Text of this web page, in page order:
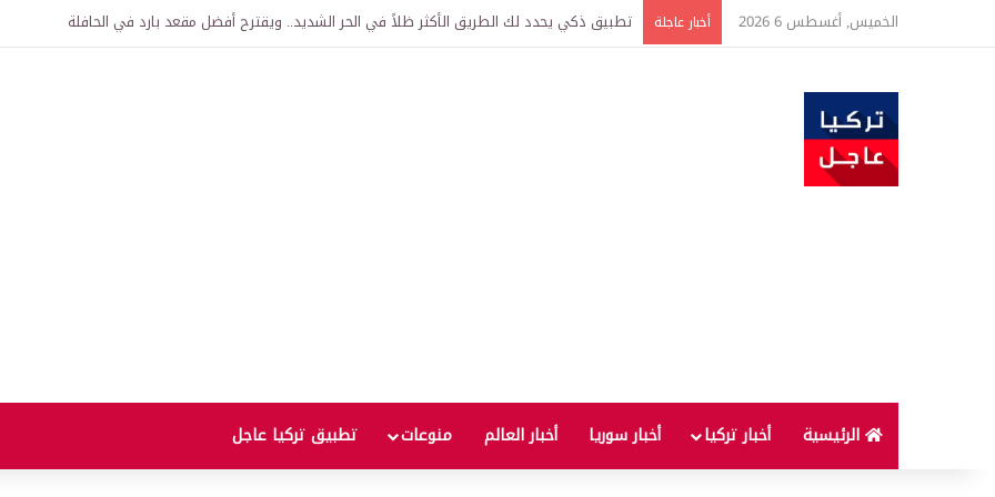
الخميس, أغسطس 6 2026 أخبار عاجلة تركيا وسوريا توقعان اتفاقية لإنشاء “الجامعة السورية التركية” في دمشق.. منح دراسية واعتراف بالشهادات
الرئيسية أخبار تركيا أخبار سوريا أخبار العالم منوعات تطبيق تركيا عاجل